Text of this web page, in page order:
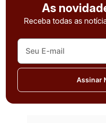
As
Receba todas as
Assinar